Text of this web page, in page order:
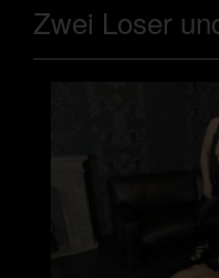
Zwei Loser